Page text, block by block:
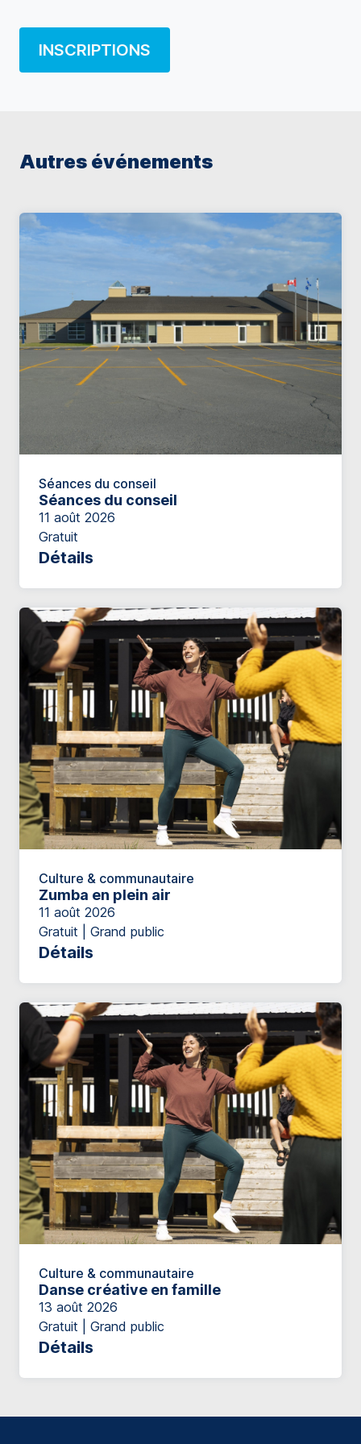
INSCRIPTIONS
Autres événements
Séances du conseil
Séances du conseil
11 août 2026
Gratuit
Détails
Culture & communautaire
Zumba en plein air
11 août 2026
Gratuit | Grand public
Détails
Culture & communautaire
Danse créative en famille
13 août 2026
Gratuit | Grand public
Détails